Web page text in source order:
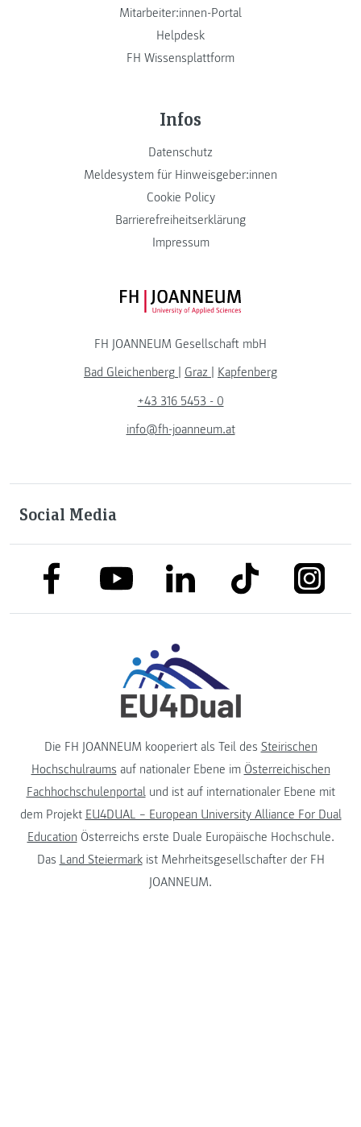
Mitarbeiter:innen-Portal
Helpdesk
FH Wissensplattform
Infos
Datenschutz
Meldesystem für Hinweisgeber:innen
Cookie Policy
Barrierefreiheitserklärung
Impressum
FH JOANNEUM Logo
FH JOANNEUM Gesellschaft mbH
Bad Gleichenberg
Graz
Kapfenberg
+43 316 5453 - 0
info@fh-joanneum.at
Social Media
link to facebooklink to youtubelink to linkedinlink to tiktok
Die FH JOANNEUM kooperiert als Teil des Steirischen
Hochschulraums auf nationaler Ebene im Österreichischen
Fachhochschulenportalund ist auf internationaler Ebene mit
dem Projekt EU4DUAL – European University Alliance For Dual
Education Österreichs erste Duale Europäische Hochschule.
Das Land Steiermarkist Mehrheitsgesellschafter der FH
JOANNEUM.